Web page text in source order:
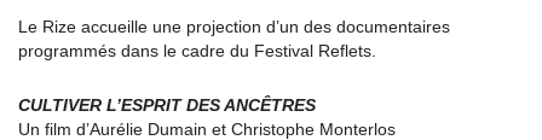
Le Rize accueille une projection d’un des documentaires
programmés dans le cadre du Festival Reflets.
CULTIVER L’ESPRIT DES ANCÊTRES
Un film d’Aurélie Dumain et Christophe Monterlos